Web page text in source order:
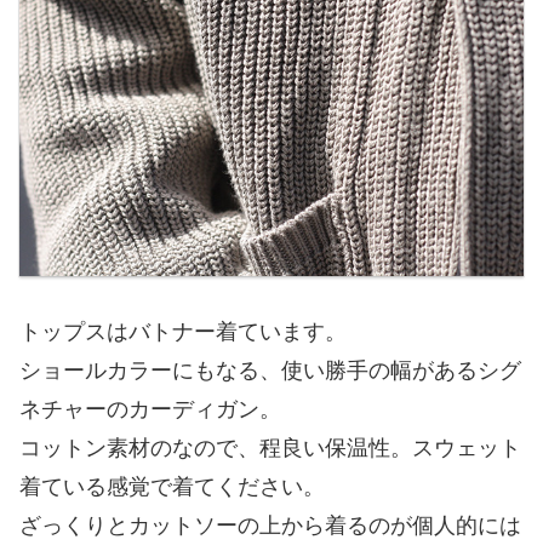
トップスはバトナー着ています。
ショールカラーにもなる、使い勝手の幅があるシグ
ネチャーのカーディガン。
コットン素材のなので、程良い保温性。スウェット
着ている感覚で着てください。
ざっくりとカットソーの上から着るのが個人的には